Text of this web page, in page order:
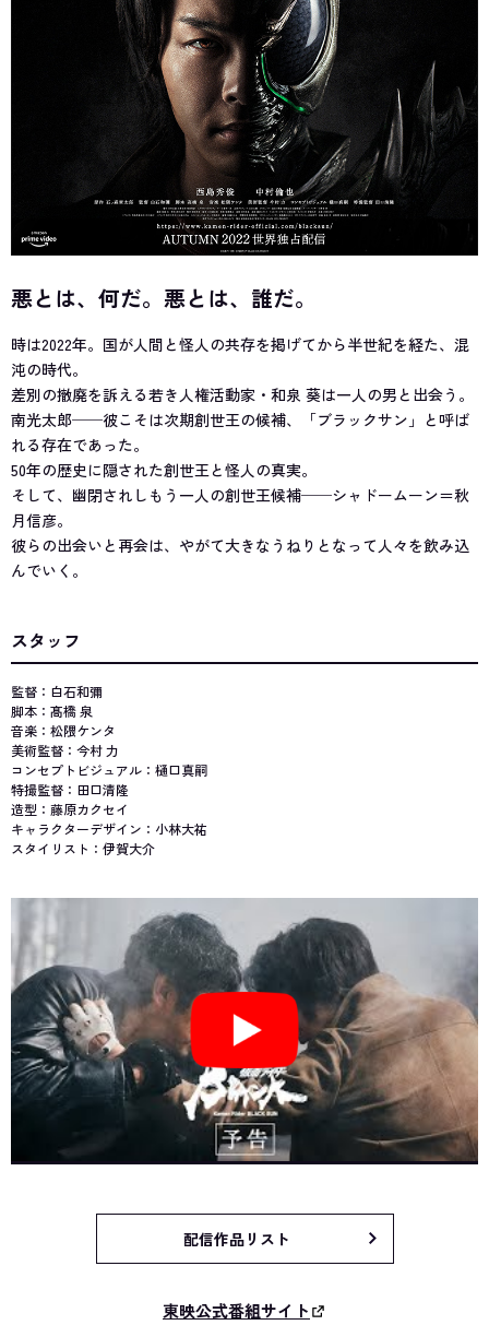
悪とは、何だ。悪とは、誰だ。
時は2022年。国が人間と怪人の共存を掲げてから半世紀を経た、混
沌の時代。
差別の撤廃を訴える若き人権活動家・和泉 葵は一人の男と出会う。
南光太郎──彼こそは次期創世王の候補、「ブラックサン」と呼ば
れる存在であった。
50年の歴史に隠された創世王と怪人の真実。
そして、幽閉されしもう一人の創世王候補──シャドームーン＝秋
月信彦。
彼らの出会いと再会は、やがて大きなうねりとなって人々を飲み込
んでいく。
スタッフ
監督：白石和彌
脚本：髙橋 泉
音楽：松隈ケンタ
美術監督：今村 力
コンセプトビジュアル：樋口真嗣
特撮監督：田口清隆
造型：藤原カクセイ
キャラクターデザイン：小林大祐
スタイリスト：伊賀大介
配信作品リスト
東映公式番組サイト